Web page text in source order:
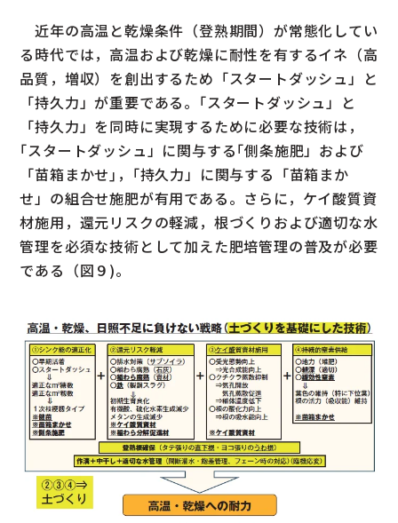
近年の高温と乾燥条件（登熟期間）が常態化してい
る時代では，高温および乾燥に耐性を有するイネ（高
品質，増収）を創出するため「スタートダッシュ」と
「持久力」が重要である。｢スタートダッシュ」と
「持久力」を同時に実現するために必要な技術は，
｢スタートダッシュ」に関与する｢側条施肥」および
「苗箱まかせ｣，｢持久力」に関与する「苗箱まか
せ」の組合せ施肥が有用である。さらに，ケイ酸質資
材施用，還元リスクの軽減，根づくりおよび適切な水
管理を必須な技術として加えた肥培管理の普及が必要
である（図９)。